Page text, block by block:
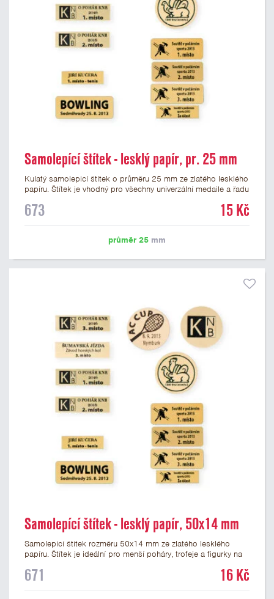
Samolepící štítek - lesklý papír, pr. 25 mm
Kulatý samolepicí štítek o průměru 25 mm ze zlatého lesklého
papíru. Štítek je vhodný pro všechny univerzální medaile a řadu
mm. Na štítek je možné vytisknout logo nebo text dle vašeho
673 15 Kč
průměr 25 mm
Samolepící štítek - lesklý papír, 50x14 mm
Samolepicí štítek rozměru 50x14 mm ze zlatého lesklého
papíru. Štítek je ideální pro menší poháry, trofeje a figurky na
libovolné logo nebo text. U textu doporučujeme maximálně 3
671 16 Kč